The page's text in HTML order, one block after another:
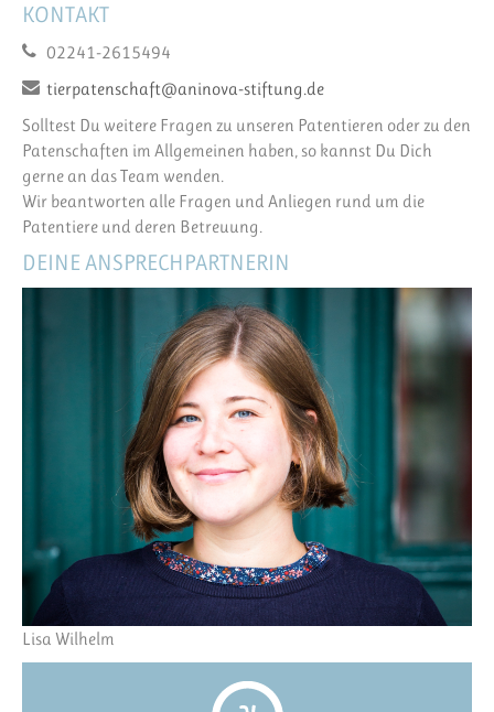
KONTAKT
02241-2615494
tierpatenschaft@aninova-stiftung.de
Solltest Du weitere Fragen zu unseren Patentieren oder zu den
Patenschaften im Allgemeinen haben, so kannst Du Dich
gerne an das Team wenden.
Wir beantworten alle Fragen und Anliegen rund um die
Patentiere und deren Betreuung.
DEINE ANSPRECHPARTNERIN
Lisa Wilhelm